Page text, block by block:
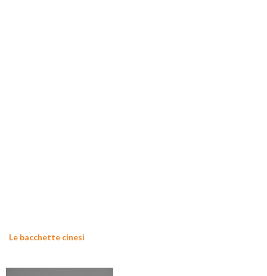
Le bacchette cinesi